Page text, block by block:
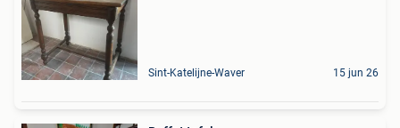
Sint-Katelijne-Waver 15 jun 26